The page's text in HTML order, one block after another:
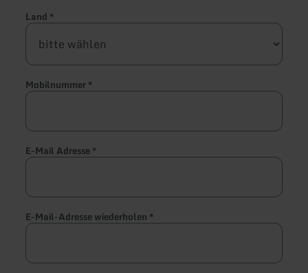
Land *
Mobilnummer*
E-Mail Adresse*
E-Mail-Adresse wiederholen *